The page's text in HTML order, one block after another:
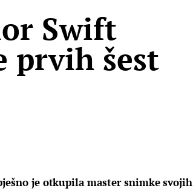
Swift
prvih šest
je otkupila master snimke svojih